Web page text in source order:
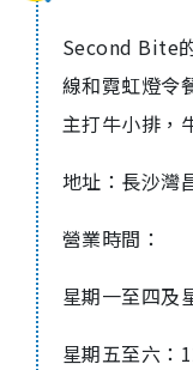
Second Bite
線和霓虹燈令
主打牛小排，
地址：長沙灣
營業時間：
星期一至四及
星期五至六：